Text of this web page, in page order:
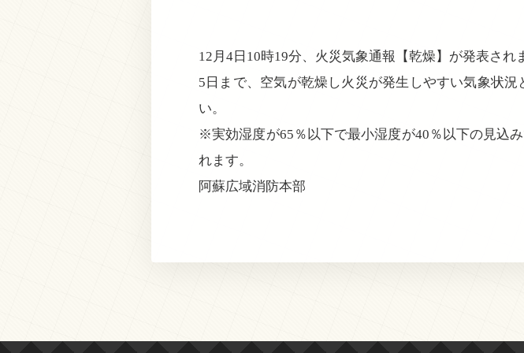
12月4日10時19分、火災気象通報【乾燥】が発表され
5日まで、空気が乾燥し火災が発生しやすい気象状
い。
※実効湿度が65％以下で最小湿度が40％以下の見込
れます。
阿蘇広域消防本部